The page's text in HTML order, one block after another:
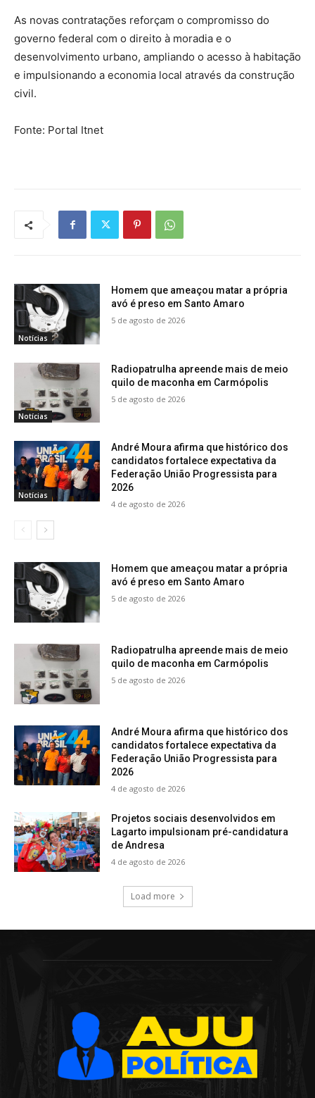
As novas contratações reforçam o compromisso do
governo federal com o direito à moradia e o
desenvolvimento urbano, ampliando o acesso à habitação
e impulsionando a economia local através da construção
civil.
Fonte: Portal Itnet
Notícias
Homem que ameaçou matar a própria
avó é preso em Santo Amaro
5 de agosto de 2026
Notícias
Radiopatrulha apreende mais de meio
quilo de maconha em Carmópolis
5 de agosto de 2026
Notícias
André Moura afirma que histórico dos
candidatos fortalece expectativa da
Federação União Progressista para
2026
4 de agosto de 2026
Homem que ameaçou matar a própria
avó é preso em Santo Amaro
5 de agosto de 2026
Radiopatrulha apreende mais de meio
quilo de maconha em Carmópolis
5 de agosto de 2026
André Moura afirma que histórico dos
candidatos fortalece expectativa da
Federação União Progressista para
2026
4 de agosto de 2026
Projetos sociais desenvolvidos em
Lagarto impulsionam pré-candidatura
de Andresa
4 de agosto de 2026
Load more